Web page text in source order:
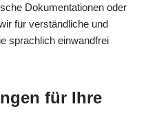
Dokumentationen oder
für verständliche und
sprachlich einwandfrei
für Ihre